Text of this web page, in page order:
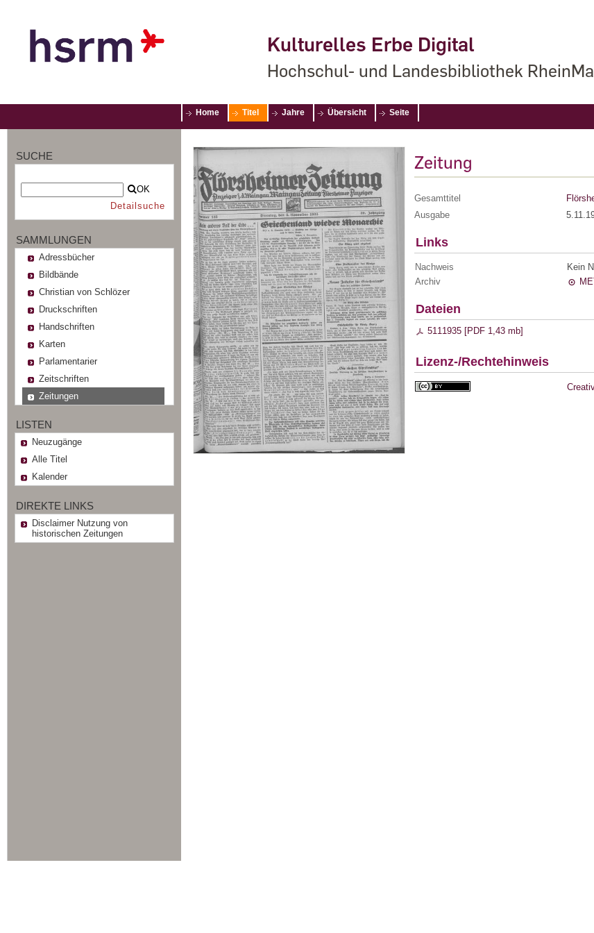
Kulturelles Erbe Digital
Hochschul- und Landesbibliothek
Home Titel Jahre Übersicht Seite
SUCHE
OK
Detailsuche
SAMMLUNGEN
Adressbücher
Bildbände
Christian von Schlözer
Druckschriften
Handschriften
Karten
Parlamentarier
Zeitschriften
Zeitungen
LISTEN
Neuzugänge
Alle Titel
Kalender
DIREKTE LINKS
Disclaimer Nutzung von
historischen Zeitungen
Zeitung
Gesamttitel
Ausgabe
Links
Nachweis
Kein
Archiv
Dateien
5111935 [PDF 1,43 mb]
Lizenz-/Rechtehinweis